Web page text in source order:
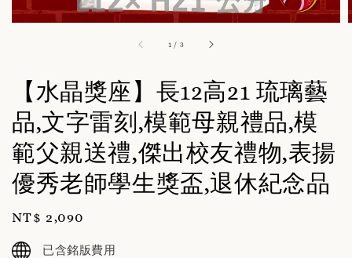
1 / 3
【水晶獎座】長12高21 琉璃藝
品,文字雷刻,模範母親禮品,模
範父親送禮,傑出校友禮物,表揚
優秀老師學生獎盃,退休紀念品
Regular
price
NT$ 2,090
已含銘版費用